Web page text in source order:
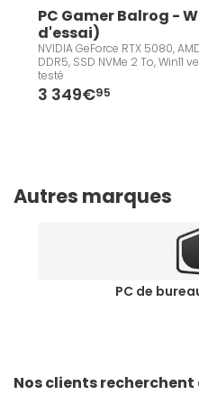
PC Gamer Balrog -
d'essai)
NVIDIA GeForce RTX 5080,
DDR5, SSD NVMe 2 To,
testé
3 349€95
Autres marques
PC de
Nos clients recherchent